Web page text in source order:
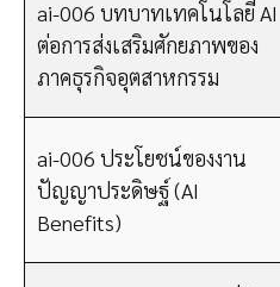
ai-006 บทบาทเทคโนโลยี AI
ต่อการส่งเสริมศักยภาพของ
ภาคธุรกิจอุตสาหกรรม
ai-006 ประโยชน์ของงาน
ปัญญาประดิษฐ์ (AI
Benefits)